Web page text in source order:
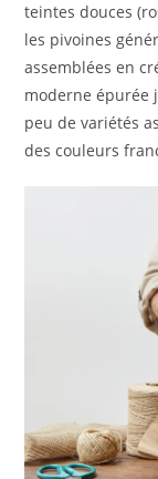
teintes douces
les pivoines
assemblées en
moderne épurée
peu de variétés
des couleurs